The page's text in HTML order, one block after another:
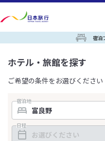
宿泊
ホテル・旅館を探す
ご希望の条件をお選びください
宿泊地
日程